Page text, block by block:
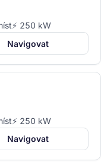
⚡ 250 kW
Navigovat
⚡ 250 kW
Navigovat